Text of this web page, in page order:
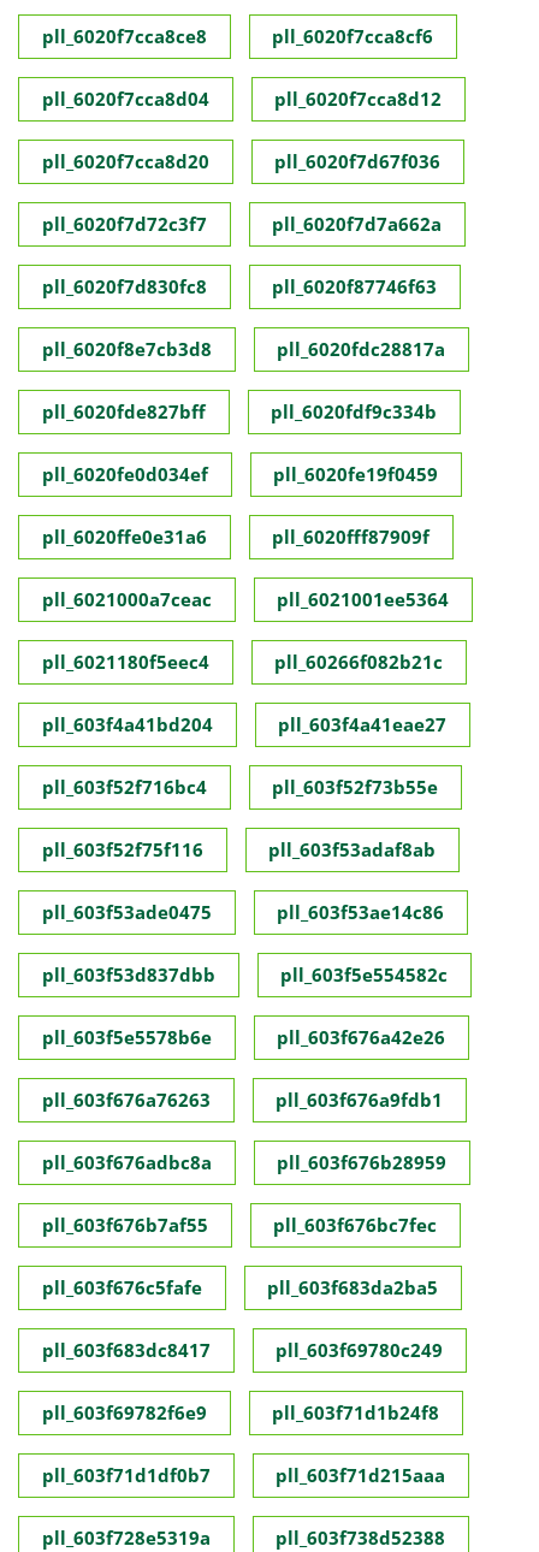
pll_6020f7cca8ce8 pll_6020f7cca8cf6
pll_6020f7cca8d04 pll_6020f7cca8d12
pll_6020f7cca8d20 pll_6020f7d67f036
pll_6020f7d72c3f7 pll_6020f7d7a662a
pll_6020f7d830fc8 pll_6020f87746f63
pll_6020f8e7cb3d8 pll_6020fdc28817a
pll_6020fde827bff pll_6020fdf9c334b
pll_6020fe0d034ef pll_6020fe19f0459
pll_6020ffe0e31a6 pll_6020fff87909f
pll_6021000a7ceac pll_6021001ee5364
pll_6021180f5eec4 pll_60266f082b21c
pll_603f4a41bd204 pll_603f4a41eae27
pll_603f52f716bc4 pll_603f52f73b55e
pll_603f52f75f116 pll_603f53adaf8ab
pll_603f53ade0475 pll_603f53ae14c86
pll_603f53d837dbb pll_603f5e554582c
pll_603f5e5578b6e pll_603f676a42e26
pll_603f676a76263 pll_603f676a9fdb1
pll_603f676adbc8a pll_603f676b28959
pll_603f676b7af55 pll_603f676bc7fec
pll_603f676c5fafe pll_603f683da2ba5
pll_603f683dc8417 pll_603f69780c249
pll_603f69782f6e9 pll_603f71d1b24f8
pll_603f71d1df0b7 pll_603f71d215aaa
pll_603f728e5319a pll_603f738d52388